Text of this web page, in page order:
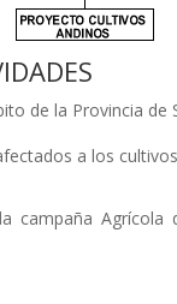
de la Provincia de
a los
campaña